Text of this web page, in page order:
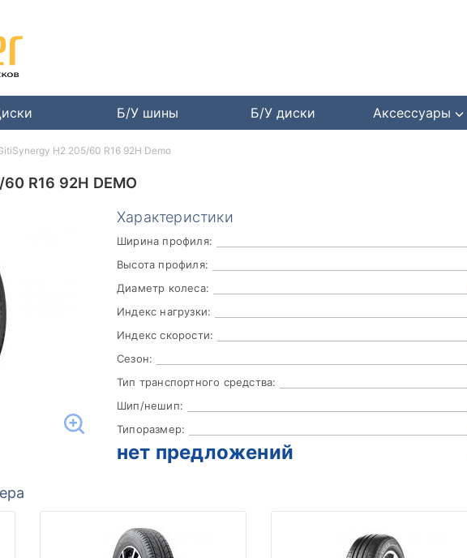
Б/У шины Б/У диски Аксессуары
R16 92H DEMO
Характеристики
Ширина профиля:
Высота профиля:
Диаметр колеса:
Индекс нагрузки:
Индекс скорости:
Сезон:
Тип транспортного средства:
Шип/нешип:
Типоразмер:
нет предложений
H2 205/60 R16 92H Demo